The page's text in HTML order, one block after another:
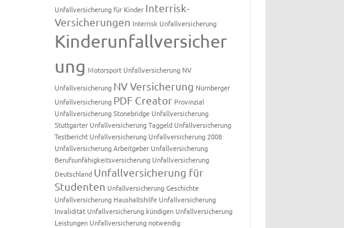
Unfallversicherung für Kinder Interrisk-
Versicherungen Interrisk Unfallversicherung
Kinderunfallversicher
ung Motorsport Unfallversicherung NV
Unfallversicherung NV Versicherung Nürnberger
Unfallversicherung PDF Creator Provinzial
Unfallversicherung Stonebridge Unfallversicherung
Stuttgarter Unfallversicherung Taggeld Unfallversicherung
Testbericht Unfallversicherung Unfallversicherung 2008
Unfallversicherung Arbeitgeber Unfallversicherung
Berufsunfähigkeitsversicherung Unfallversicherung
Deutschland Unfallversicherung für
Studenten Unfallversicherung Geschichte
Unfallversicherung Haushaltshilfe Unfallversicherung
Invalidität Unfallversicherung kündigen Unfallversicherung
Leistungen Unfallversicherung notwendig